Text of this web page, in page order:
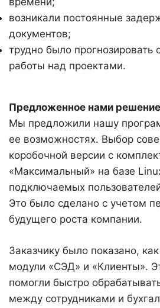
возникали постоянные
документов;
трудно было прогнозировать
работы над проектами.
Предложенное нами решение
Мы предложили нашу
ее возможностях. Выбор
коробочной версии с
«Максимальный» на базе
подключаемых
Это было сделано с учетом
будущего роста компании.
Заказчику было показано,
модули «СЭД» и «Клиенты».
помогли быстро
между сотрудниками и